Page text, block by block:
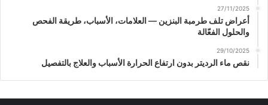
27/11/2025
أعراض تلف طرمبة البنزين — العلامات، الأسباب، طريقة الفحص
والحلول الفعّالة
29/10/2025
نقص ماء الرديتر بدون ارتفاع الحرارة الأسباب والعلاج بالتفصيل